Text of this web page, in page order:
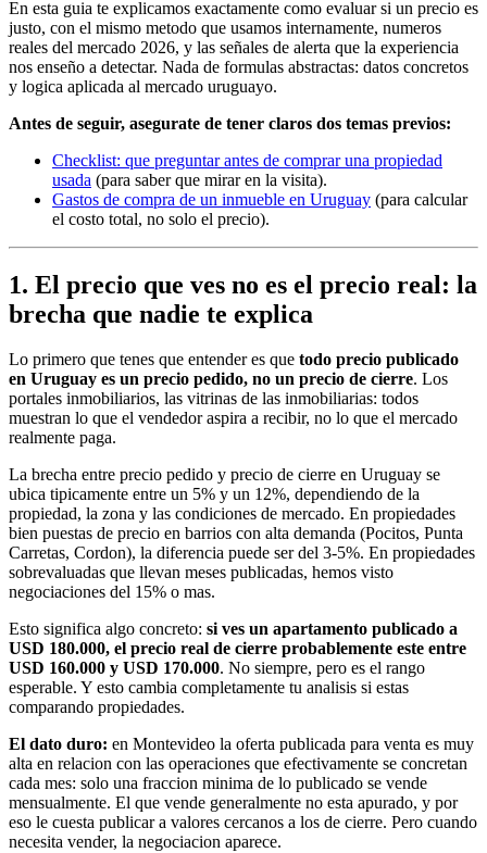
En esta guia te explicamos exactamente como evaluar si un precio es
justo, con el mismo metodo que usamos internamente, numeros
reales del mercado 2026, y las señales de alerta que la experiencia
nos enseño a detectar. Nada de formulas abstractas: datos concretos
y logica aplicada al mercado uruguayo.
Antes de seguir, asegurate de tener claros dos temas previos:
Checklist: que preguntar antes de comprar una propiedad
usada (para saber que mirar en la visita).
Gastos de compra de un inmueble en Uruguay (para calcular
el costo total, no solo el precio).
1. El precio que ves no es el precio real: la
brecha que nadie te explica
Lo primero que tenes que entender es que todo precio publicado
en Uruguay es un precio pedido, no un precio de cierre. Los
portales inmobiliarios, las vitrinas de las inmobiliarias: todos
muestran lo que el vendedor aspira a recibir, no lo que el mercado
realmente paga.
La brecha entre precio pedido y precio de cierre en Uruguay se
ubica tipicamente entre un 5% y un 12%, dependiendo de la
propiedad, la zona y las condiciones de mercado. En propiedades
bien puestas de precio en barrios con alta demanda (Pocitos, Punta
Carretas, Cordon), la diferencia puede ser del 3-5%. En propiedades
sobrevaluadas que llevan meses publicadas, hemos visto
negociaciones del 15% o mas.
Esto significa algo concreto: si ves un apartamento publicado a
USD 180.000, el precio real de cierre probablemente este entre
USD 160.000 y USD 170.000. No siempre, pero es el rango
esperable. Y esto cambia completamente tu analisis si estas
comparando propiedades.
El dato duro: en Montevideo la oferta publicada para venta es muy
alta en relacion con las operaciones que efectivamente se concretan
cada mes: solo una fraccion minima de lo publicado se vende
mensualmente. El que vende generalmente no esta apurado, y por
eso le cuesta publicar a valores cercanos a los de cierre. Pero cuando
necesita vender, la negociacion aparece.